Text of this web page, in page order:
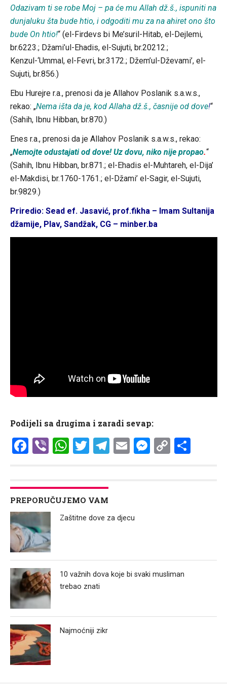
Odazivam ti se robe Moj – pa će mu Allah dž.š., ispuniti na
dunjaluku šta bude htio, i odgoditi mu za na ahiret ono što
bude On htio!“ (el-Firdevs bi Me’suril-Hitab, el-Dejlemi,
br.6223.; Džami’ul-Ehadis, el-Sujuti, br.20212.;
Kenzul-‘Ummal, el-Fevri, br.3172.; Džem’ul-Dževami’, el-
Sujuti, br.856.)
Ebu Hurejre r.a., prenosi da je Allahov Poslanik s.a.w.s.,
rekao: „Nema išta da je, kod Allaha dž.š., časnije od dove!“
(Sahih, Ibnu Hibban, br.870.)
Enes r.a., prenosi da je Allahov Poslanik s.a.w.s., rekao:
„Nemojte odustajati od dove! Uz dovu, niko nije propao.“
(Sahih, Ibnu Hibban, br.871.; el-Ehadis el-Muhtareh, el-Dija’
el-Makdisi, br.1760-1761.; el-Džami’ el-Sagir, el-Sujuti,
br.9829.)
Priredio: Sead ef. Jasavić, prof.fikha – Imam Sultanija
džamije, Plav, Sandžak, CG – minber.ba
Podijeli sa drugima i zaradi sevap:
Facebook
ViberWhatsApp
Twitter
Telegram
EmailCopy
PREPORUČUJEMO VAM
Zaštitne dove za djecu
10 važnih dova koje bi svaki musliman
trebao znati
Najmoćniji zikr